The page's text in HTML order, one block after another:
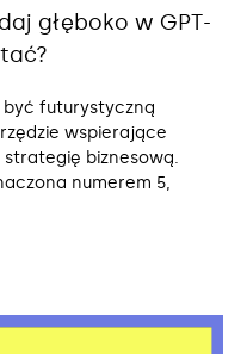
głęboko w GPT-
być futurystyczną
wspierające
biznesową.
numerem 5,